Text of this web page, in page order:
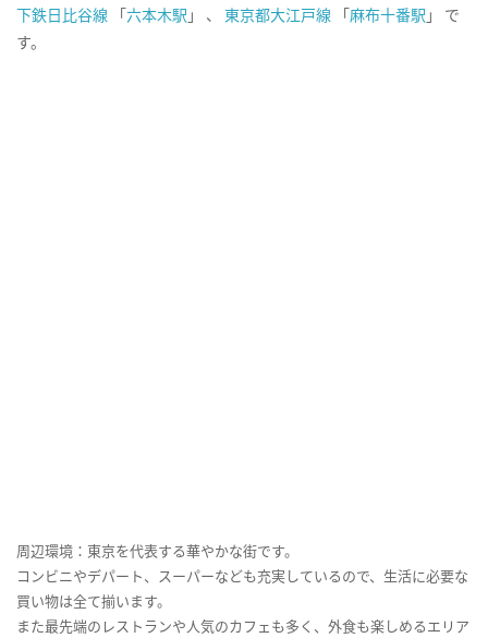
下鉄日比谷線 「六本木駅 」 、 東京都大江戸線 「麻布十番駅 」 で
す。
周辺環境：東京を代表する華やかな街です。
コンビニやデパート、スーパーなども充実しているので、生活に必要な
買い物は全て揃います。
また最先端のレストランや人気のカフェも多く、外食も楽しめるエリア